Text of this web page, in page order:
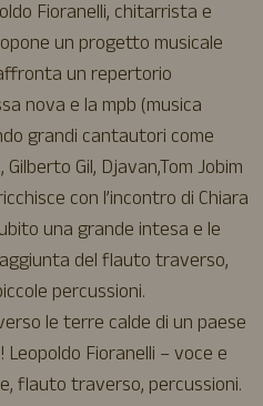
Fioranelli, chitarrista e
un progetto musicale
un repertorio
nova e la mpb (musica
grandi cantautori come
Gil, Djavan,Tom Jobim
con l’incontro di Chiara
una grande intesa e le
del flauto traverso,
percussioni.
le terre calde di un paese
Leopoldo Fioranelli – voce e
flauto traverso, percussioni.